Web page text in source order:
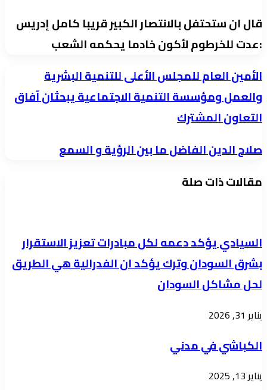
قال ان ستحتفل بالانتصار الكبير قريبا كامل إدريس
:عدت للخرطوم لأكون خادما يحكمه الشعب
الأمين
العام
للمجلس
الأعلى
للتنمية
البشرية
والعمل
الاجتماعية
يبحثان
آفاق
التعاون
الأمين العام للمجلس الأعلى للتنمية البشرية
والعمل ومؤسسة التنمية الاجتماعية يبحثان آفاق
التعاون المشترك
صلاح
الفاضل
الرؤية
السمع
صلاح الدين الفاضل ما بين الرؤية و السمع
مقالات ذات صلة
السيادي يؤكد دعمه لكل مبادرات تعزيز الاستقرار
بشرق السودان وترك يؤكد ان الفدرالية هي الطريق
لحل مشاكل السودان
يناير 31, 2026
الكباشي في مدني
يناير 13, 2025